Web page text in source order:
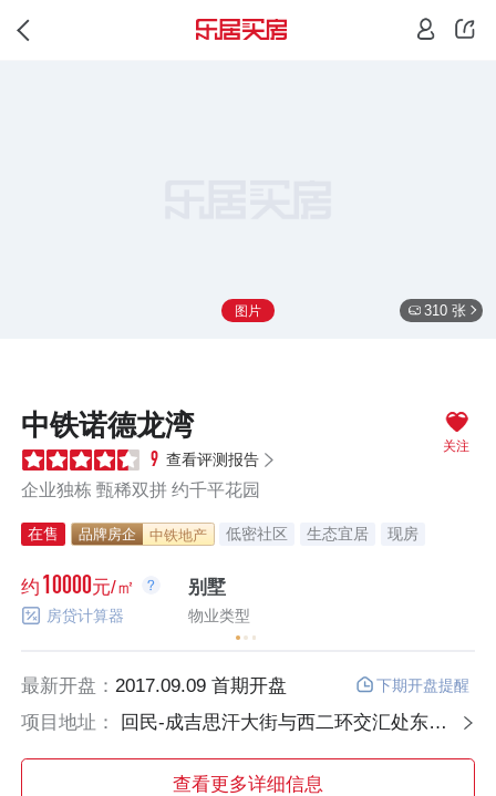
图片 310 张
关注
中铁诺德龙湾
9 查看评测报告
企业独栋 甄稀双拼 约千平花园
在售 品牌房企 中铁地产 低密社区 生态宜居 现房
约 10000元/㎡
房贷计算器
别墅
物业类型
最新开盘： 2017.09.09 首期开盘 下期开盘提醒
项目地址： 回民-成吉思汗大街与西二环交汇处东北角
查看更多详细信息